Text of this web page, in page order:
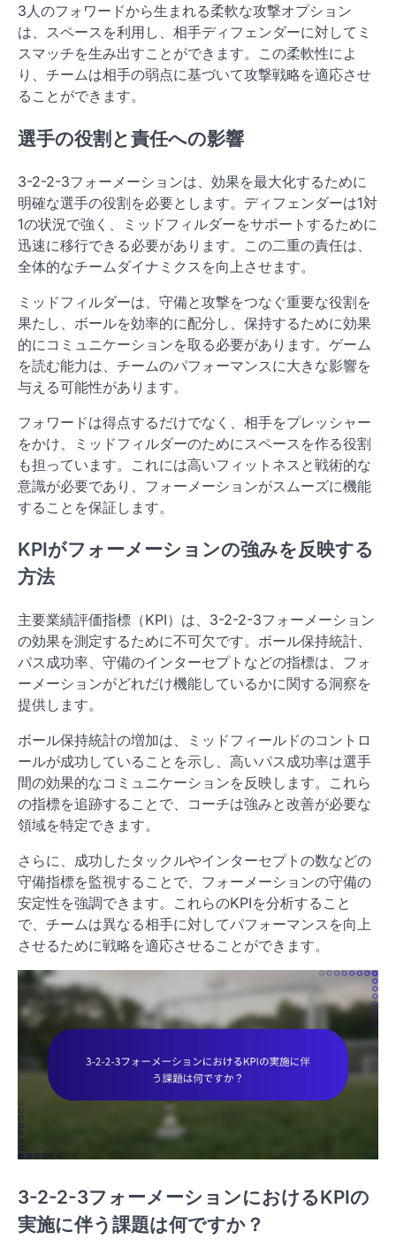
3人のフォワードから生まれる柔軟な攻撃オプション
は、スペースを利用し、相手ディフェンダーに対してミ
スマッチを生み出すことができます。この柔軟性によ
り、チームは相手の弱点に基づいて攻撃戦略を適応させ
ることができます。
選手の役割と責任への影響
3-2-2-3フォーメーションは、効果を最大化するために
明確な選手の役割を必要とします。ディフェンダーは1対
1の状況で強く、ミッドフィルダーをサポートするために
迅速に移行できる必要があります。この二重の責任は、
全体的なチームダイナミクスを向上させます。
ミッドフィルダーは、守備と攻撃をつなぐ重要な役割を
果たし、ボールを効率的に配分し、保持するために効果
的にコミュニケーションを取る必要があります。ゲーム
を読む能力は、チームのパフォーマンスに大きな影響を
与える可能性があります。
フォワードは得点するだけでなく、相手をプレッシャー
をかけ、ミッドフィルダーのためにスペースを作る役割
も担っています。これには高いフィットネスと戦術的な
意識が必要であり、フォーメーションがスムーズに機能
することを保証します。
KPIがフォーメーションの強みを反映する
方法
主要業績評価指標（KPI）は、3-2-2-3フォーメーション
の効果を測定するために不可欠です。ボール保持統計、
パス成功率、守備のインターセプトなどの指標は、フォ
ーメーションがどれだけ機能しているかに関する洞察を
提供します。
ボール保持統計の増加は、ミッドフィールドのコントロ
ールが成功していることを示し、高いパス成功率は選手
間の効果的なコミュニケーションを反映します。これら
の指標を追跡することで、コーチは強みと改善が必要な
領域を特定できます。
さらに、成功したタックルやインターセプトの数などの
守備指標を監視することで、フォーメーションの守備の
安定性を強調できます。これらのKPIを分析すること
で、チームは異なる相手に対してパフォーマンスを向上
させるために戦略を適応させることができます。
3-2-2-3フォーメーションにおけるKPIの
実施に伴う課題は何ですか？